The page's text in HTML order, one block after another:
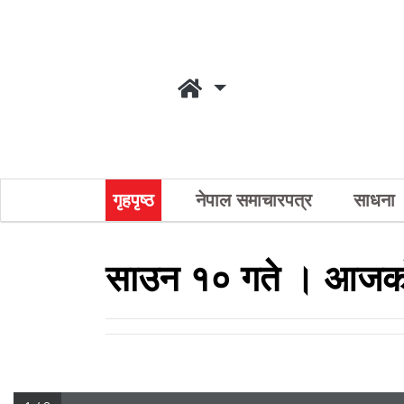
गृहपृष्ठ नेपाल समाचारपत्र साधना
साउन १० गते ।